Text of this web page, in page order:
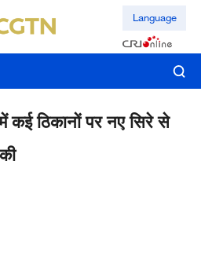
Language
कई ठिकानों पर नए सिरे से